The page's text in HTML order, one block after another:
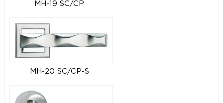
MH-19 SC/CP
MH-20 SC/CP-S